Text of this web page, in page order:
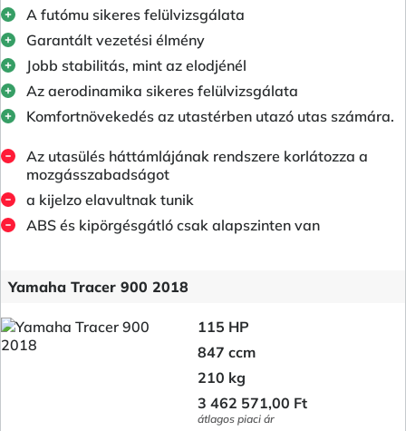
A futómu sikeres felülvizsgálata
Garantált vezetési élmény
Jobb stabilitás, mint az elodjénél
Az aerodinamika sikeres felülvizsgálata
Komfortnövekedés az utastérben utazó utas számára.
Az utasülés háttámlájának rendszere korlátozza a
mozgásszabadságot
a kijelzo elavultnak tunik
ABS és kipörgésgátló csak alapszinten van
Yamaha Tracer 900 2018
115 HP
847 ccm
210 kg
3 462 571,00 Ft
átlagos piaci ár